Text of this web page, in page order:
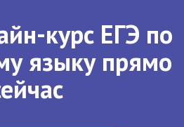
курс ЕГЭ по
языку прямо